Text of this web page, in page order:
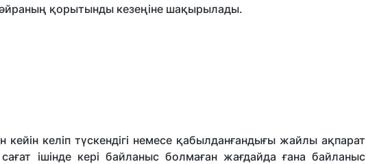
қорытынды кезеңіне шақырылады.
келіп түскендігі немесе қабылданғандығы жайлы ақпарат
ішінде кері байланыс болмаған жағдайда ғана байланыс